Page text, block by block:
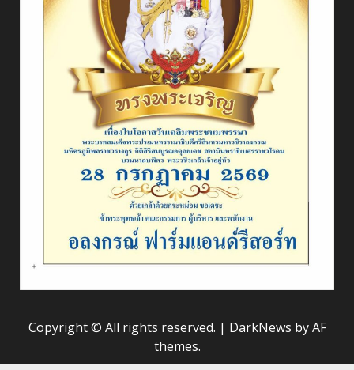
Copyright © All rights reserved. | DarkNews by AF
themes.